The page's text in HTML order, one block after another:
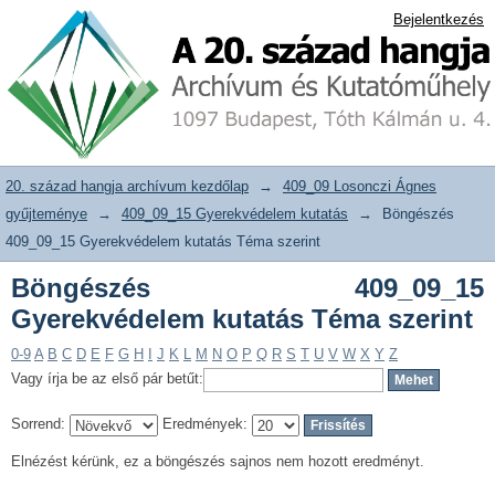
Böngészés 409_09_15 Gyerekvédelem
kutatás Téma szerint
20. század hangja archívum adattár Bejelentkezés
20. század hangja archívum kezdőlap →
409_09 Losonczi Ágnes
gyűjteménye
→ 409_09_15 Gyerekvédelem kutatás →
Böngészés
409_09_15 Gyerekvédelem kutatás Téma szerint
Böngészés 409_09_15
Gyerekvédelem kutatás Téma szerint
0-9 A B C D E F G H J K L M N O P Q R S T U V W X Y Z
Vagy írja be az első pár betűt:
Sorrend: Eredmények:
Elnézést kérünk, ez a böngészés sajnos nem hozott eredményt.